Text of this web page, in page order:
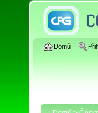
Domů